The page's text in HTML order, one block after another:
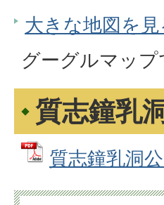
大きな地図を
グーグルマッ
質志鐘乳
質志鐘乳洞